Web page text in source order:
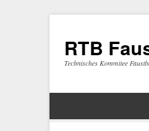
RTB
Technisches Kommitee